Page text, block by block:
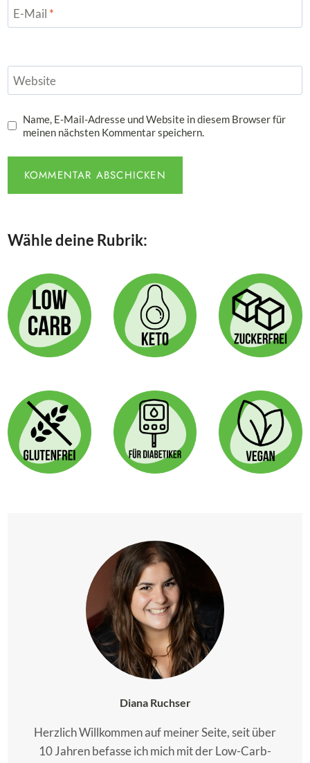
E-Mail *
Website
Name, E-Mail-Adresse und Website in diesem Browser für
meinen nächsten Kommentar speichern.
Wähle deine Rubrik:
Diana Ruchser
Herzlich Willkommen auf meiner Seite, seit über
10 Jahren befasse ich mich mit der Low-Carb-